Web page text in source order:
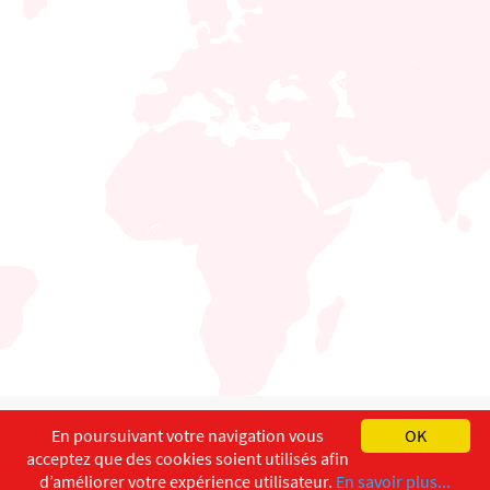
English Français
Copyright ©ISEC-AdW Impressum
OK
En poursuivant votre navigation vous
acceptez que des cookies soient utilisés afin
d’améliorer votre expérience utilisateur. En savoir plus...